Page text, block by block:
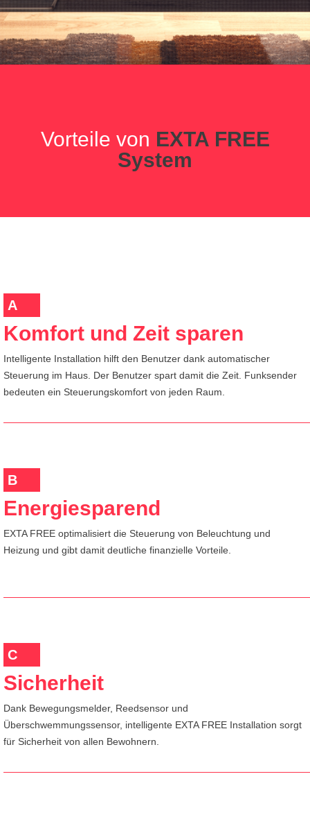
Vorteile von EXTA FREE
System
A
Komfort und Zeit sparen
Intelligente Installation hilft den Benutzer dank automatischer
Steuerung im Haus. Der Benutzer spart damit die Zeit. Funksender
bedeuten ein Steuerungskomfort von jeden Raum.
B
Energiesparend
EXTA FREE optimalisiert die Steuerung von Beleuchtung und
Heizung und gibt damit deutliche finanzielle Vorteile.
C
Sicherheit
Dank Bewegungsmelder, Reedsensor und
Überschwemmungssensor, intelligente EXTA FREE Installation sorgt
für Sicherheit von allen Bewohnern.